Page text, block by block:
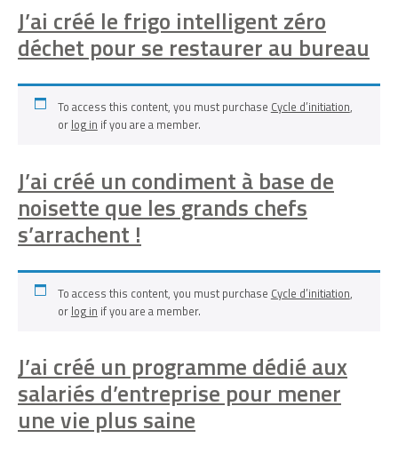
J’ai créé le frigo intelligent zéro
déchet pour se restaurer au bureau
To access this content, you must purchase Cycle d’initiation,
or log in if you are a member.
J’ai créé un condiment à base de
noisette que les grands chefs
s’arrachent !
To access this content, you must purchase Cycle d’initiation,
or log in if you are a member.
J’ai créé un programme dédié aux
salariés d’entreprise pour mener
une vie plus saine